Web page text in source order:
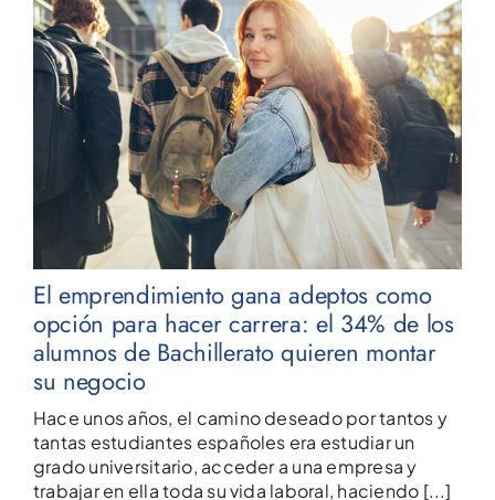
El emprendimiento gana adeptos como
opción para hacer carrera: el 34% de los
alumnos de Bachillerato quieren montar
su negocio
Hace unos años, el camino deseado por tantos y
tantas estudiantes españoles era estudiar un
grado universitario, acceder a una empresa y
trabajar en ella toda su vida laboral, haciendo [...]